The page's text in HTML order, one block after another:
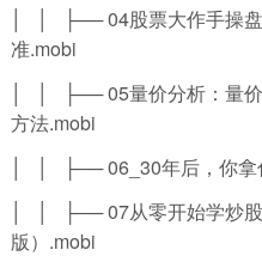
│ │ ├── 04股票大作手操
准.mobi
│ │ ├── 05量价分析：量
方法.mobi
│ │ ├── 06_30年后，你拿
│ │ ├── 07从零开始学炒
版）.mobi